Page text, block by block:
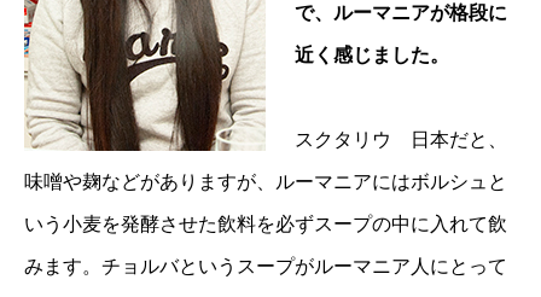
で、ルーマニアが格段に
近く感じました。
スクタリウ 日本だと、
味噌や麹などがありますが、ルーマニアにはボルシュと
いう小麦を発酵させた飲料を必ずスープの中に入れて飲
みます。チョルバというスープがルーマニア人にとって